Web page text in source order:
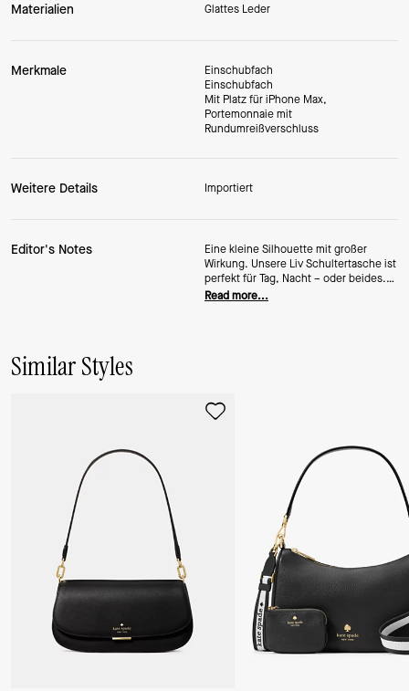
Materialien Glattes Leder
Merkmale
Einschubfach
Einschubfach
Mit Platz für iPhone Max,
Portemonnaie mit
Rundumreißverschluss
Weitere Details Importiert
Editor's Notes
Eine kleine Silhouette mit großer
Wirkung. Unsere Liv Schultertasche ist
perfekt für Tag, Nacht – oder beides.
Sie ist aus glattem Leder gefertigt und
Read more...
Similar Styles